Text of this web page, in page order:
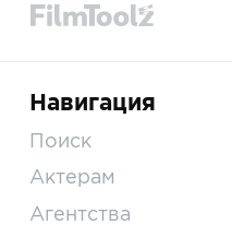
Навигация
Поиск
Актерам
Агентства